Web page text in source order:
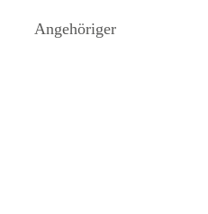
Angehöriger